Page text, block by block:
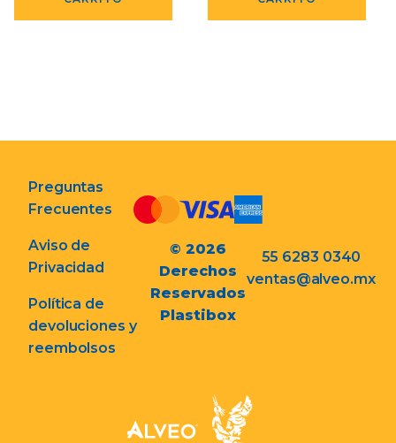
Preguntas
Frecuentes
Aviso de
Privacidad
Política de
devoluciones y
reembolsos
© 2026
Derechos
Reservados
Plastibox
55 6283 0340
ventas@alveo.mx